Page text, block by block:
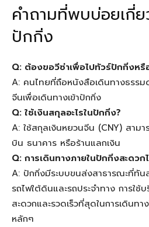
คำถามที่พบบ่อยเกี่
ปักกิ่ง
Q: ต้องขอวีซ่าเพื่อไปทัวร์ปักกิ่งหรื
A: คนไทยที่ถือหนังสือเดินทางธรรม
จีนเพื่อเดินทางเข้าปักกิ่ง
Q: ใช้เงินสกุลอะไรในปักกิ่ง?
A: ใช้สกุลเงินหยวนจีน (CNY) สาม
บิน ธนาคาร หรือร้านแลกเงิน
Q: การเดินทางภายในปักกิ่งสะดวก
A: ปักกิ่งมีระบบขนส่งสาธารณะที่ทั
รถไฟใต้ดินและรถประจำทาง การใช้
สะดวกและรวดเร็วที่สุดในการเดินท
หลักๆ